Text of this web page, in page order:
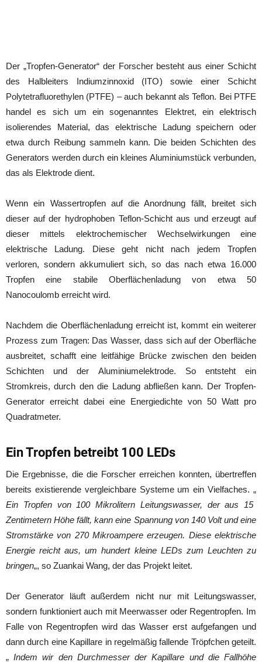
Der „Tropfen-Generator“ der Forscher besteht aus einer Schicht
des Halbleiters Indiumzinnoxid (ITO) sowie einer Schicht
Polytetrafluorethylen (PTFE) – auch bekannt als Teflon. Bei PTFE
handel es sich um ein sogenanntes Elektret, ein elektrisch
isolierendes Material, das elektrische Ladung speichern oder
etwa durch Reibung sammeln kann. Die beiden Schichten des
Generators werden durch ein kleines Aluminiumstück verbunden,
das als Elektrode dient.
Wenn ein Wassertropfen auf die Anordnung fällt, breitet sich
dieser auf der hydrophoben Teflon-Schicht aus und erzeugt auf
dieser mittels elektrochemischer Wechselwirkungen eine
elektrische Ladung. Diese geht nicht nach jedem Tropfen
verloren, sondern akkumuliert sich, so das nach etwa 16.000
Tropfen eine stabile Oberflächenladung von etwa 50
Nanocoulomb erreicht wird.
Nachdem die Oberflächenladung erreicht ist, kommt ein weiterer
Prozess zum Tragen: Das Wasser, dass sich auf der Oberfläche
ausbreitet, schafft eine leitfähige Brücke zwischen den beiden
Schichten und der Aluminiumelektrode. So entsteht ein
Stromkreis, durch den die Ladung abfließen kann. Der Tropfen-
Generator erreicht dabei eine Energiedichte von 50 Watt pro
Quadratmeter.
Ein Tropfen betreibt 100 LEDs
Die Ergebnisse, die die Forscher erreichen konnten, übertreffen
bereits existierende vergleichbare Systeme um ein Vielfaches. „
Ein Tropfen von 100 Mikrolitern Leitungswasser, der aus 15
Zentimetern Höhe fällt, kann eine Spannung von 140 Volt und eine
Stromstärke von 270 Mikroampere erzeugen. Diese elektrische
Energie reicht aus, um hundert kleine LEDs zum Leuchten zu
bringen„, so Zuankai Wang, der das Projekt leitet.
Der Generator läuft außerdem nicht nur mit Leitungswasser,
sondern funktioniert auch mit Meerwasser oder Regentropfen. Im
Falle von Regentropfen wird das Wasser erst aufgefangen und
dann durch eine Kapillare in regelmäßig fallende Tröpfchen geteilt.
„ Indem wir den Durchmesser der Kapillare und die Fallhöhe